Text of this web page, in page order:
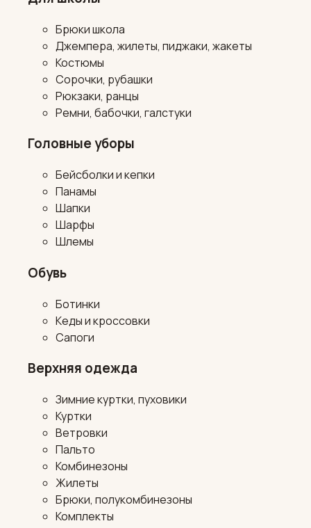
Брюки школа
Джемпера, жилеты, пиджаки, жакеты
Костюмы
Сорочки, рубашки
Рюкзаки, ранцы
Ремни, бабочки, галстуки
Головные уборы
Бейсболки и кепки
Панамы
Шапки
Шарфы
Шлемы
Обувь
Ботинки
Кеды и кроссовки
Сапоги
Верхняя одежда
Зимние куртки, пуховики
Куртки
Ветровки
Пальто
Комбинезоны
Жилеты
Брюки, полукомбинезоны
Комплекты